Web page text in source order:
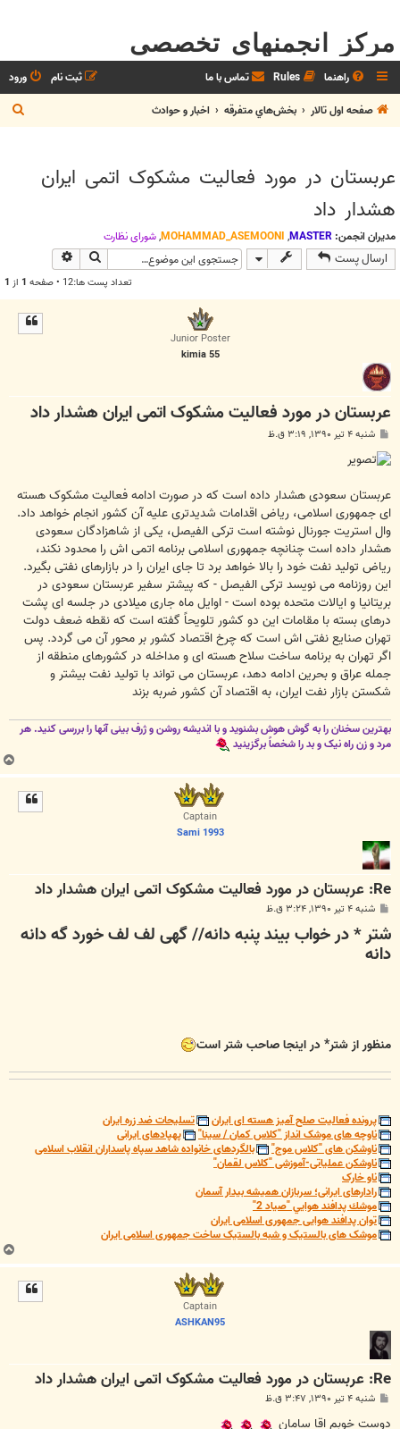
مرکز انجمنهای تخصصی
راهنما Rules تماس با ما ورود
ثبت نام
صفحه اول تالار
بخش‌‌هاي متفرقه اخبار و حوادث
س
عربستان در مورد فعاليت مشکوک اتمی ايران
هشدار داد
مدیران انجمن: MASTER
,
MOHAMMAD_ASEMOONI
,شوراي نظارت
ارسال پست جستجو
تعداد پست ها:12 • صفحه 1 از 1
Junior Poster
kimia 55
عربستان در مورد فعاليت مشکوک اتمی ايران هشدار داد
ت
شنبه ۴ تیر ۱۳۹۰, ۳:۱۹ ق.ظ
عربستان سعودی هشدار داده است که در صورت ادامه فعاليت مشکوک هسته
ای جمهوری اسلامی، رياض اقدامات شديدتری عليه آن کشور انجام خواهد داد.
وال استريت جورنال نوشته است ترکی الفيصل، يکی از شاهزادگان سعودی
هشدار داده است چنانچه جمهوری اسلامی برنامه اتمی اش را محدود نکند،
رياض توليد نفت خود را بالا خواهد برد تا جای ايران را در بازارهای نفتی بگيرد.
اين روزنامه می نويسد ترکی الفيصل - که پيشتر سفير عربستان سعودی در
بريتانيا و ايالات متحده بوده است - اوايل ماه جاری ميلادی در جلسه ای پشت
درهای بسته با مقامات اين دو کشور تلويحاً گفته است که نقطه ضعف دولت
تهران صنايع نفتی اش است که چرخ اقتصاد کشور بر محور آن می گردد. پس
اگر تهران به برنامه ساخت سلاح هسته ای و مداخله در کشورهای منطقه از
جمله عراق و بحرين ادامه دهد، عربستان می تواند با توليد نفت بيشتر و
شکستن بازار نفت ايران، به اقتصاد آن کشور ضربه بزند
بهترین سخنان را به گوش هوش بشنوید و با اندیشه روشن و ژرف بینی آنها را بررسی کنید. هر
مرد و زن راه نیک و بد را شخصاً برگزینید
Captain
Sami 1993
Re: عربستان در مورد فعاليت مشکوک اتمی ايران هشدار داد
ت
شنبه ۴ تیر ۱۳۹۰, ۳:۲۴ ق.ظ
شتر * در خواب بیند پنبه دانه// گهی لف لف خورد گه دانه
دانه
منظور از شتر* در اینجا صاحب شتر است
پرونده فعالیت صلح آمیز هسته ای ایران
تسلیحات ضد زره ایران
ناوچه های موشک انداز "کلاس کمان / سینا"
پهپادهای ایرانی
ناوشکن های "کلاس موج"
بالگردهای خانواده شاهد سپاه پاسداران انقلاب اسلامی
ناوشکن عملیاتی-آموزشی "کلاس لقمان"
ناو خارک
رادارهای ایرانی؛ سربازان همیشه بیدار آسمان
موشك پدافند هوايي "صياد 2"
توان پدافند هوایی جمهوری اسلامی ایران
موشک های بالستیک و شبه بالستیک ساخت جمهوری اسلامی ایران
Captain
ASHKAN95
Re: عربستان در مورد فعاليت مشکوک اتمی ايران هشدار داد
ت
شنبه ۴ تیر ۱۳۹۰, ۳:۴۷ ق.ظ
دوست خوبم اقا سامان